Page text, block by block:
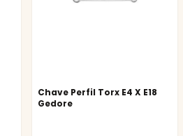
Chave Perfil Torx E4 X E18
Gedore